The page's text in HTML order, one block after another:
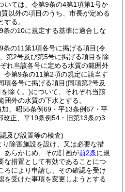
いては、令第9条の4第1項第1号か
以外の項目のうち、市長が定める
る。
条の10に規定する基準に適合しな
条の11第1項各号に掲げる項目(令
第2号及び第5号に掲げる項目を除
れ当該各号に定める水質の範囲外
令第9条の11第2項の規定に該当す
項各号に掲げる項目(同項第2号及
除く。)について、それぞれ当該
外の水質の下水とする。
、昭55条例69・平13条例67・平
改正、平19条例54・旧第13条の3
及び設置等の検査)
り除害施設を設け、又は必要な措
あらかじめ、その計画が前2条に規
な措置として有効であることにつ
ろにより申請し、その確認を受け
を受けた事項を変更しようとする